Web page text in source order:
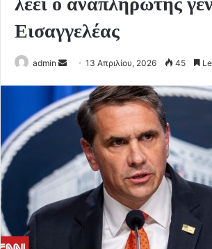
Εισαγγελέας
admin
Send
email
13 Απριλίου, 2026 45